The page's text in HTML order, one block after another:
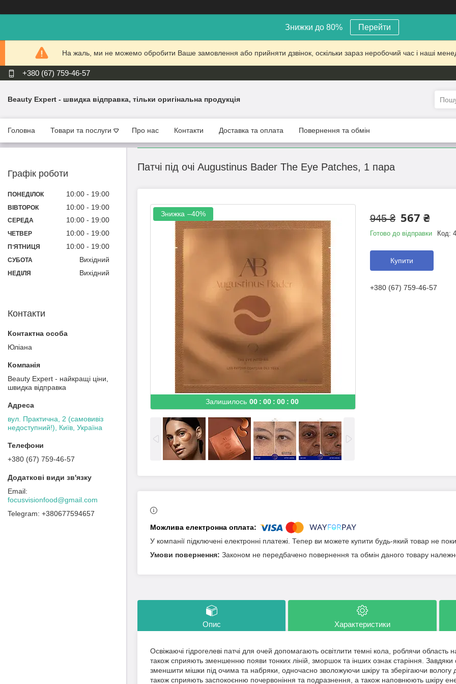
Знижки до 80% Перейти
На жаль, ми не можемо обробити Ваше замовлення або прийняти дзвінок, оскільки зараз неробочий час і наші
+380 (67) 759-46-57
Beauty Expert - швидка відправка, тільки оригінальна продукція
Головна Товари та послуги Про нас Контакти Доставка та оплата Повернення та обмін
Патчі під очі Augustinus Bader The Eye Patches, 1 пара
Залишилось 00 00 00 00
–40% 945 ₴ 567 ₴
Готово до відправки Код:
Купити
+380 (67) 759-46-57
У компанії підключені електронні платежі. Тепер ви можете купити будь-який товар не
Законом не передбачено повернення та обмін даного товару
Опис Характеристики
Освіжаючі гідрогелеві патчі для очей допомагають освітлити темні кола, роблячи
також сприяють зменшенню появи тонких ліній, зморшок та інших ознак старіння.
зменшити мішки під очима та набряки, одночасно зволожуючи шкіру та зберігаючи вологу
також сприяють заспокоєнню почервоніння та подразнення, а також наповнюють шкіру
Графік роботи
ПОНЕДІЛОК 10:00 19:00
ВІВТОРОК 10:00 19:00
СЕРЕДА 10:00 19:00
ЧЕТВЕР 10:00 19:00
ПʼЯТНИЦЯ 10:00 19:00
СУБОТА Вихідний
НЕДІЛЯ Вихідний
Контакти
Юліана
Beauty Expert - найкращі ціни,
швидка відправка
вул. Практична, 2 (самовивіз
недоступний!), Київ, Україна
+380 (67) 759-46-57
focusvisionfood@gmail.com
+380677594657